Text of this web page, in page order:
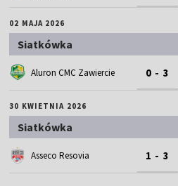
02 MAJA 2026
Siatkówka
Aluron CMC Zawiercie 0 - 3
30 KWIETNIA 2026
Siatkówka
Asseco Resovia 1 - 3